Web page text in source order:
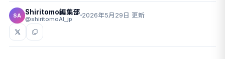
SA Shiritomo編集部
@shiritomoAI_jp 2026年5月29日 更新